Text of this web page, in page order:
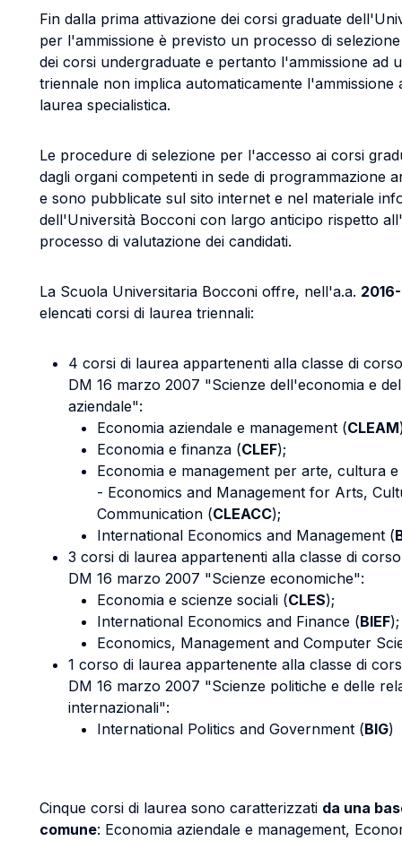
Fin dalla prima attivazione dei corsi graduate
per l'ammissione è previsto un processo di
dei corsi undergraduate e pertanto l'ammissione ad
triennale non implica automaticamente l'ammissione
laurea specialistica.
Le procedure di selezione per l'accesso ai corsi
dagli organi competenti in sede di programmazione
e sono pubblicate sul sito internet e nel materiale
dell'Università Bocconi con largo anticipo rispetto
processo di valutazione dei candidati.
La Scuola Universitaria Bocconi offre, nell'a.a.
elencati corsi di laurea triennali:
4 corsi di laurea appartenenti alla classe di
DM 16 marzo 2007 "Scienze dell'economia e
aziendale":
Economia aziendale e management (CLEAM
Economia e finanza (CLEF);
Economia e management per arte, cultura
- Economics and Management for Arts,
Communication (CLEACC);
International Economics and Management (
3 corsi di laurea appartenenti alla classe di
DM 16 marzo 2007 "Scienze economiche":
Economia e scienze sociali (CLES);
International Economics and Finance (BIEF);
Economics, Management and Computer
1 corso di laurea appartenente alla classe di
DM 16 marzo 2007 "Scienze politiche e delle
internazionali":
International Politics and Government (BIG)
Cinque corsi di laurea sono caratterizzati da una
comune: Economia aziendale e management,